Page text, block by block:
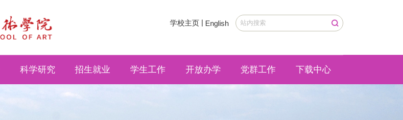
学校主页 | English
科学研究 招生就业 学生工作 开放办学 党群工作 下载中心